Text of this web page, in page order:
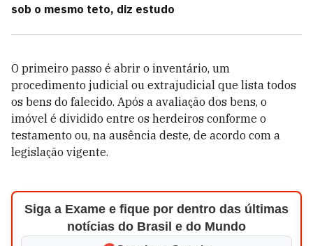
sob o mesmo teto, diz estudo
O primeiro passo é abrir o inventário, um
procedimento judicial ou extrajudicial que lista todos
os bens do falecido. Após a avaliação dos bens, o
imóvel é dividido entre os herdeiros conforme o
testamento ou, na ausência deste, de acordo com a
legislação vigente.
Siga a Exame e fique por dentro das últimas
notícias do Brasil e do Mundo